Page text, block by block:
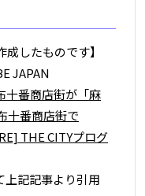
成したものです】
JAPAN
十番商店街が「麻
十番商店街で
THE CITYプログ
記記事より引用